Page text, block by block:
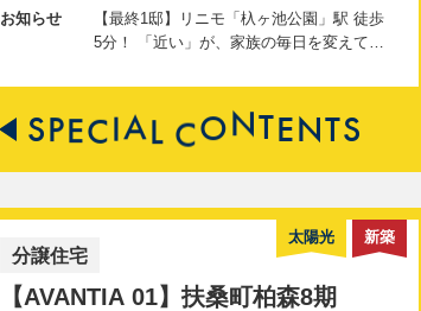
お知らせ
【最終1邸】リニモ「杁ヶ池公園」駅 徒歩
5分！ 「近い」が、家族の毎日を変えてい
ホームキャンペーン実施中！ ご成約特典と
して、最大30万円相当の家電・家具（ソフ
ァ）・カーテン・コーティング・お引越し
会員登録で、この物件の詳細・写真等の 限
定情報が今すぐ閲覧可能に！ 新規会員登録
＆アンケートご回答でギフトカードプレゼ
ント！ ↓↓ 物件の詳細情報公開中 ↓↓
SPECIAL CONTENTS
太陽光 新築
分譲住宅
【AVANTIA 01】 扶桑町柏森8期